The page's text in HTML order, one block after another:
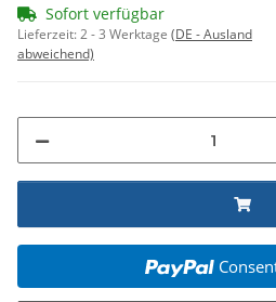
Sofort verfügbar
Lieferzeit:2 - 3 Werktage (DE - Ausland
abweichend)